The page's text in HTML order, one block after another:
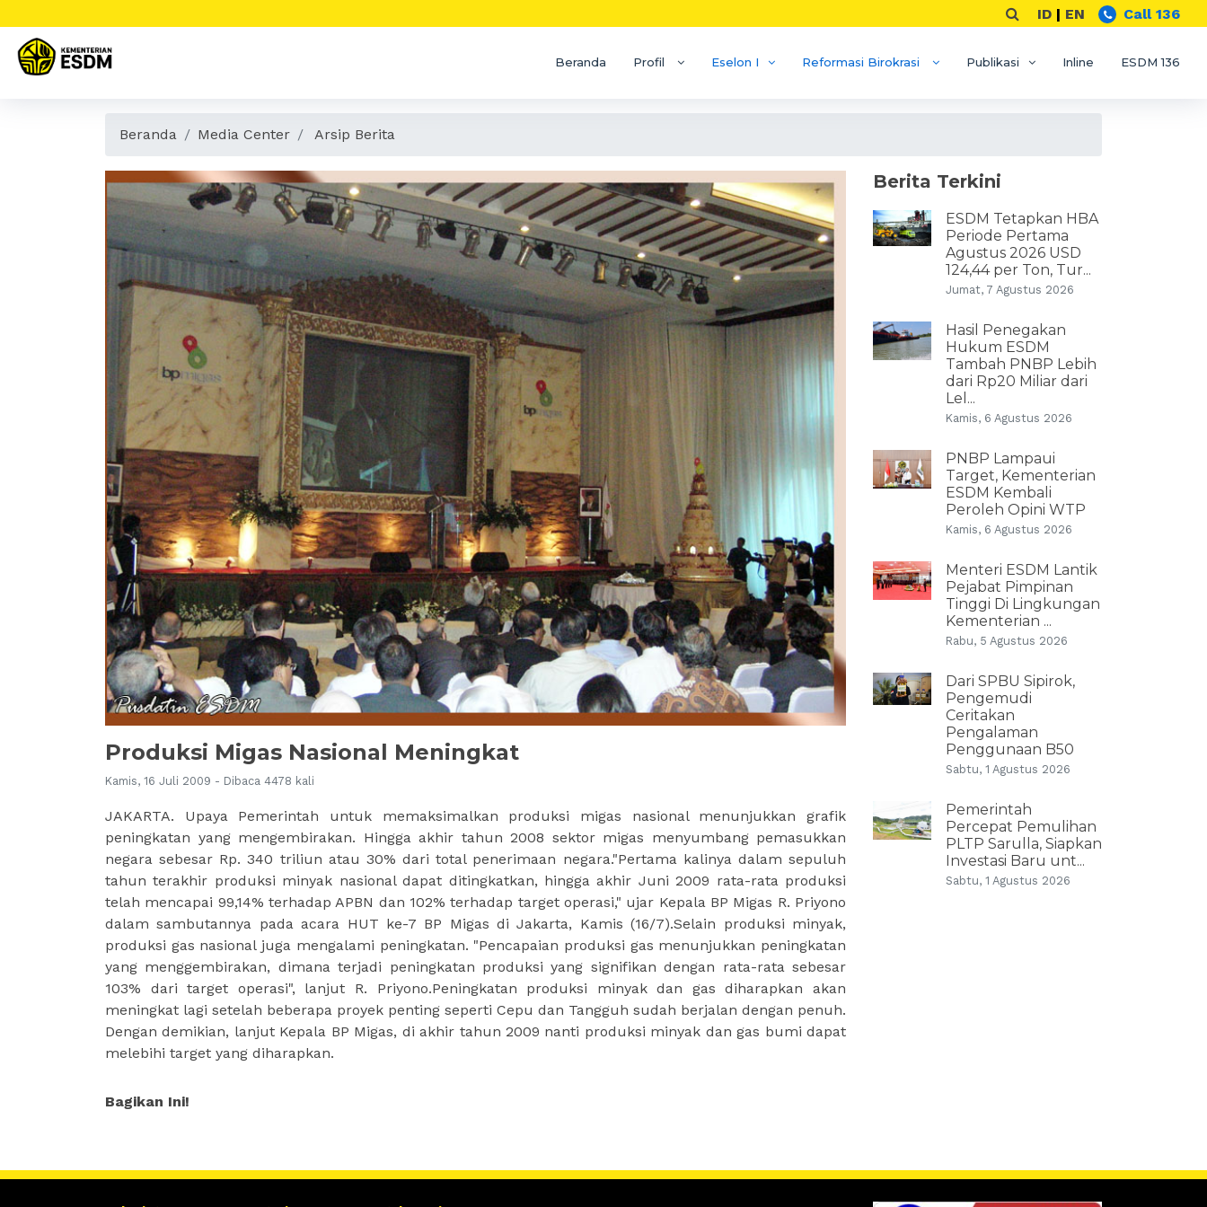
ID | EN Call 136
Beranda Profil Eselon I Reformasi Birokrasi Publikasi Inline ESDM 136
Beranda Media Center Arsip Berita
Produksi Migas Nasional Meningkat
Kamis, 16 Juli 2009 - Dibaca 4478 kali
JAKARTA. Upaya Pemerintah untuk memaksimalkan produksi migas nasional menunjukkan grafik
peningkatan yang mengembirakan. Hingga akhir tahun 2008 sektor migas menyumbang pemasukkan
negara sebesar Rp. 340 triliun atau 30% dari total penerimaan negara."Pertama kalinya dalam sepuluh
tahun terakhir produksi minyak nasional dapat ditingkatkan, hingga akhir Juni 2009 rata-rata produksi
telah mencapai 99,14% terhadap APBN dan 102% terhadap target operasi," ujar Kepala BP Migas R. Priyono
dalam sambutannya pada acara HUT ke-7 BP Migas di Jakarta, Kamis (16/7).Selain produksi minyak,
produksi gas nasional juga mengalami peningkatan. "Pencapaian produksi gas menunjukkan peningkatan
yang menggembirakan, dimana terjadi peningkatan produksi yang signifikan dengan rata-rata sebesar
103% dari target operasi", lanjut R. Priyono.Peningkatan produksi minyak dan gas diharapkan akan
meningkat lagi setelah beberapa proyek penting seperti Cepu dan Tangguh sudah berjalan dengan penuh.
Dengan demikian, lanjut Kepala BP Migas, di akhir tahun 2009 nanti produksi minyak dan gas bumi dapat
melebihi target yang diharapkan.
Bagikan Ini!
Berita Terkini
ESDM Tetapkan HBA
Periode Pertama
Agustus 2026 USD
124,44 per Ton, Tur...
Jumat, 7 Agustus 2026
Hasil Penegakan
Hukum ESDM
Tambah PNBP Lebih
dari Rp20 Miliar dari
Lel...
Kamis, 6 Agustus 2026
PNBP Lampaui
Target, Kementerian
ESDM Kembali
Peroleh Opini WTP
Kamis, 6 Agustus 2026
Menteri ESDM Lantik
Pejabat Pimpinan
Tinggi Di Lingkungan
Kementerian ...
Rabu, 5 Agustus 2026
Dari SPBU Sipirok,
Pengemudi
Ceritakan
Pengalaman
Penggunaan B50
Sabtu, 1 Agustus 2026
Pemerintah
Percepat Pemulihan
PLTP Sarulla, Siapkan
Investasi Baru unt...
Sabtu, 1 Agustus 2026